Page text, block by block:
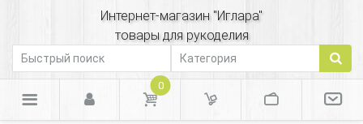
Интернет-магазин "Иглара"
товары для рукоделия
0